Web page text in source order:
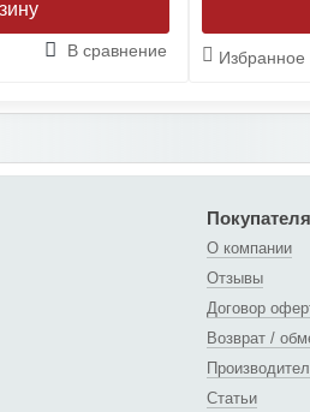
В сравнение Избранное
О компании
Отзывы
Договор
Возврат /
Статьи